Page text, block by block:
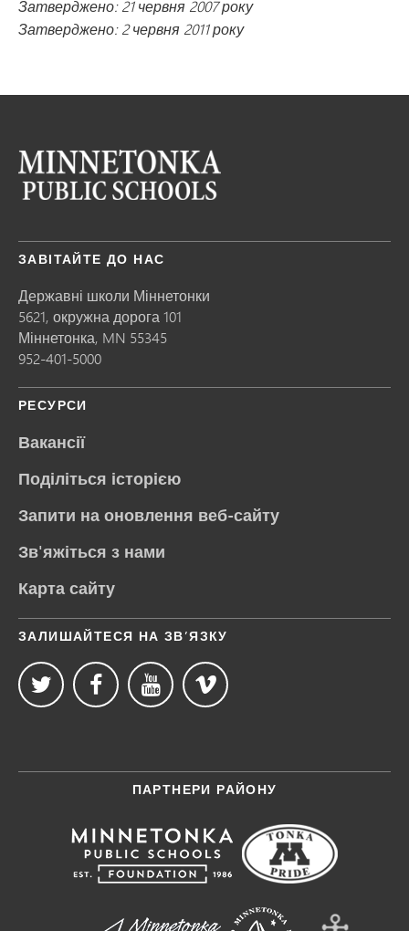
Затверджено: 21 червня 2007 року
Затверджено: 2 червня 2011 року
ЗАВІТАЙТЕ ДО НАС
Державні школи Міннетонки
5621, окружна дорога 101
Міннетонка, MN 55345
952-401-5000
РЕСУРСИ
Вакансії
Поділіться історією
Запити на оновлення веб-сайту
Зв'яжіться з нами
Карта сайту
ЗАЛИШАЙТЕСЯ НА ЗВ’ЯЗКУ
ПАРТНЕРИ РАЙОНУ